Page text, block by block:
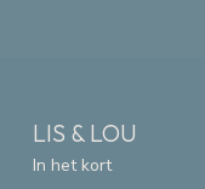
LIS & LOU
In het kort